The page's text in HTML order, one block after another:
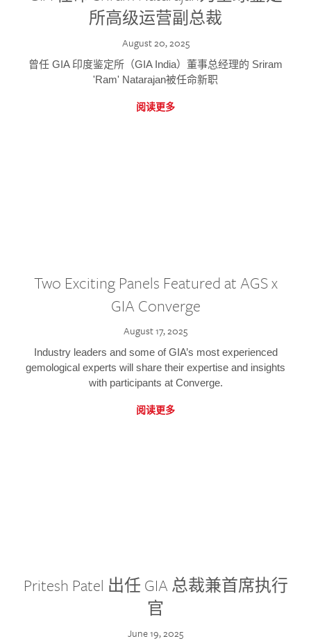
所高级运营副总裁
August 20, 2025
曾任 GIA 印度鉴定所（GIA India）董事总经理的 Sriram
'Ram' Natarajan被任命新职
阅读更多
Two Exciting Panels Featured at AGS x
GIA Converge
August 17, 2025
Industry leaders and some of GIA’s most experienced
gemological experts will share their expertise and insights
with participants at Converge.
阅读更多
Pritesh Patel 出任 GIA 总裁兼首席执行
官
June 19, 2025